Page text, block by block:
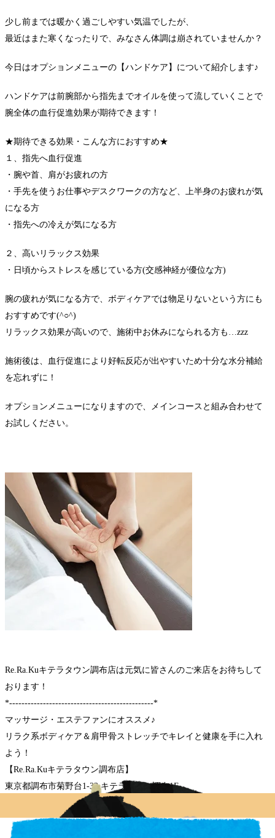
少し前までは暖かく過ごしやすい気温でしたが、
最近はまた寒くなったりで、みなさん体調は崩されていませんか？
今日はオプションメニューの【ハンドケア】について紹介します♪
ハンドケアは前腕部から指先までオイルを使って流していくことで
腕全体の血行促進効果が期待できます！
★期待できる効果・こんな方におすすめ★
１、指先へ血行促進
・腕や首、肩がお疲れの方
・手先を使うお仕事やデスクワークの方など、上半身のお疲れが気
になる方
・指先への冷えが気になる方
２、高いリラックス効果
・日頃からストレスを感じている方(交感神経が優位な方)
腕の疲れが気になる方で、ボディケアでは物足りないという方にも
おすすめです(^○^)
リラックス効果が高いので、施術中お休みになられる方も…zzz
施術後は、血行促進により好転反応が出やすいため十分な水分補給
を忘れずに！
オプションメニューになりますので、メインコースと組み合わせて
お試しください。
Re.Ra.Kuキテラタウン調布店は元気に皆さんのご来店をお待ちして
おります！
*-----------------------------------------------*
マッサージ・エステファンにオススメ♪
リラク系ボディケア＆肩甲骨ストレッチでキレイと健康を手に入れ
よう！
【Re.Ra.Kuキテラタウン調布店】
東京都調布市菊野台1-33 キテラタウン調布1F
※調布自動車学校の隣です
◆アクセス